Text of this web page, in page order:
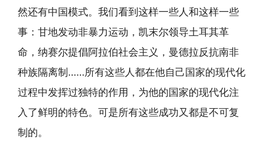
然还有中国模式。我们看到这样一些人和这样一些
事：甘地发动非暴力运动，凯末尔领导土耳其革
命，纳赛尔提倡阿拉伯社会主义，曼德拉反抗南非
种族隔离制……所有这些人都在他自己国家的现代化
过程中发挥过独特的作用，为他的国家的现代化注
入了鲜明的特色。可是所有这些成功又都是不可复
制的。